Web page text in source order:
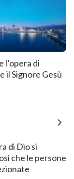
l’opera di
il Signore Gesù
di Dio si
che le persone